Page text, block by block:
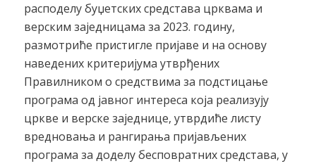
расподелу буџетских средстава црквама и
верским заједницама за 2023. годину,
размотриће пристигле пријаве и на основу
наведених критеријума утврђених
Правилником о средствима за подстицање
програма од јавног интереса која реализују
цркве и верске заједнице, утврдиће листу
вредновања и рангирања пријављених
програма за доделу бесповратних средстава, у